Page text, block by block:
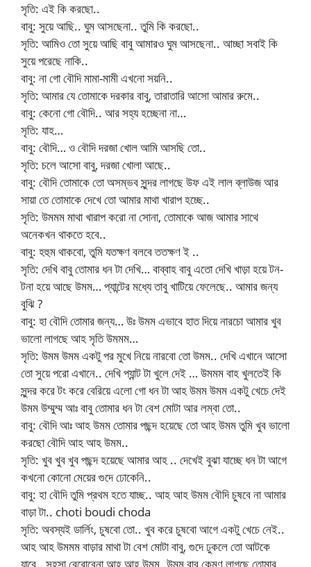
সৃতি: এই কি করছো..
বাবু: সুয়ে আছি.. ঘুম আসছেনা.. তুমি কি করছো..
সৃতি: আমিও তো সুয়ে আছি বাবু আমারও ঘুম আসছেনা.. আচ্ছা সবাই কি
সুয়ে পরেছে নাকি..
বাবু: না গো বৌদি মামা-মামী এখনো সয়নি..
সৃতি: আমার যে তোমাকে দরকার বাবু, তারাতারি আসো আমার রুমে..
বাবু: কেনো গো বৌদি.. আর সহ্য হচ্ছেনা না…
সৃতি: যাহ…
বাবু: বৌদি… ও বৌদি দরজা খোল আমি আসছি তো..
সৃতি: চলে আসো বাবু, দরজা খোলা আছে..
বাবু: বৌদি তোমাকে তো অসম্ভব সুন্দর লাগছে উফ এই লাল ব্লাউজ আর
সায়া তে তোমাকে দেখে তো আমার মাথা খারাপ হচ্ছে..
সৃতি: উমমম মাথা খারাপ করো না সোনা, তোমাকে আজ আমার সাথে
অনেকখন থাকতে হবে..
বাবু: হহুম থাকবো, তুমি যতক্ষণ বলবে ততক্ষণ ই ..
সৃতি: দেখি বাবু তোমার ধন টা দেখি… বাব্বাহ বাবু এতো দেখি খাড়া হয়ে টন-
টনা হয়ে আছে উমম… প্যান্টের মধ্যে তাবু খাটিয়ে ফেলেছে.. আমার জন্য
বুঝি ?
বাবু: হা বৌদি তোমার জন্য… উঃ উমম এভাবে হাত দিয়ে নারচো আমার খুব
ভালো লাগছে আহ সৃতি উমমম…
সৃতি: উমম উমম একটু পর মুখে নিয়ে নারবো তো উমম.. দেখি এখানে আসো
তো সুয়ে পরো এখানে.. দেখি প্যান্ট টা খুলে দেই … উমমম বাহ খুলতেই কি
সুন্দর করে টং করে বেরিয়ে এলো গো ধন টা আহ উমম উমম একটু খেচে দেই
উমম উম্মুম্ম আঃ বাবু তোমার ধন টা বেশ মোটা আর লম্বা তো..
বাবু: বৌদি আঃ আহ উমম তোমার পছন্দ হয়েছে তো আহ উমম তুমি খুব ভালো
করছো বৌদি আহ আহ উমম..
সৃতি: খুব খুব খুব পছন্দ হয়েছে আমার আহ .. দেখেই বুঝা যাচ্ছে ধন টা আগে
কখনো কোনো মেয়ের গুদে ঢোকেনি..
বাবু: হা বৌদি তুমি প্রথম হতে যাচ্ছ.. আহ আহ উমম বৌদি চুষবে না আমার
বাড়া টা.. choti boudi choda
সৃতি: অবস্যই ডার্লিং, চুষবো তো.. খুব করে চুষবো আগে একটু খেচে নেই..
আহ আহ উমমম বাড়ার মাথা টা বেশ মোটা বাবু, গুদে ঢুকলে তো আটকে